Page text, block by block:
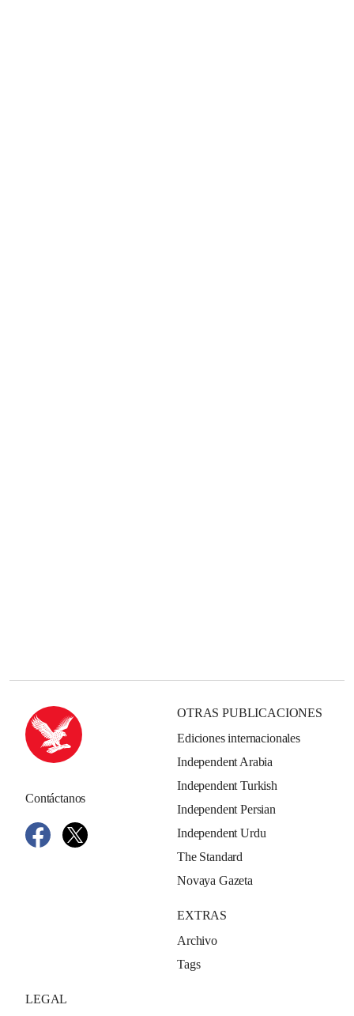
Contáctanos
OTRAS PUBLICACIONES
Ediciones internacionales
Independent Arabia
Independent Turkish
Independent Persian
Independent Urdu
The Standard
Novaya Gazeta
EXTRAS
Archivo
Tags
LEGAL